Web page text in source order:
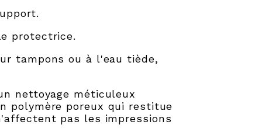
protectrice.
tampons ou à l'eau tiède,
nettoyage méticuleux
polymère poreux qui restitue
pas les impressions